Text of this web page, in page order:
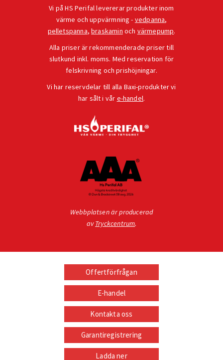
Vi på HS Perifal levererar produkter inom
värme och uppvärmning - vedpanna,
pelletspanna,braskamin och värmepump.
Alla priser är rekommenderade priser till
slutkund inkl. moms. Med reservation för
felskrivning och prishöjningar.
Vi har reservdelar till alla Baxi-produkter vi
har sålt i vår e-handel.
Webbplatsen är producerad
avTryckcentrum.
Offertförfrågan
E-handel
Kontakta oss
Garantiregistrering
Ladda ner